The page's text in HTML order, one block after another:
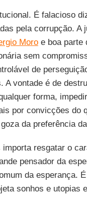
É falacioso
pela corrupção. A
Moroe boa parte
sem
de
A vontade é de
forma,
por convicções do
da preferência
resgatar o
pensador da
da esperança.
sonhos e utopias